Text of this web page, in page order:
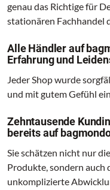
genau das Richtige für
stationären Fachhandel
Alle Händler auf
Erfahrung und
Jeder Shop wurde
und mit gutem Gefühl
Zehntausende
bereits auf
Sie schätzen nicht nur
Produkte, sondern auch
unkomplizierte